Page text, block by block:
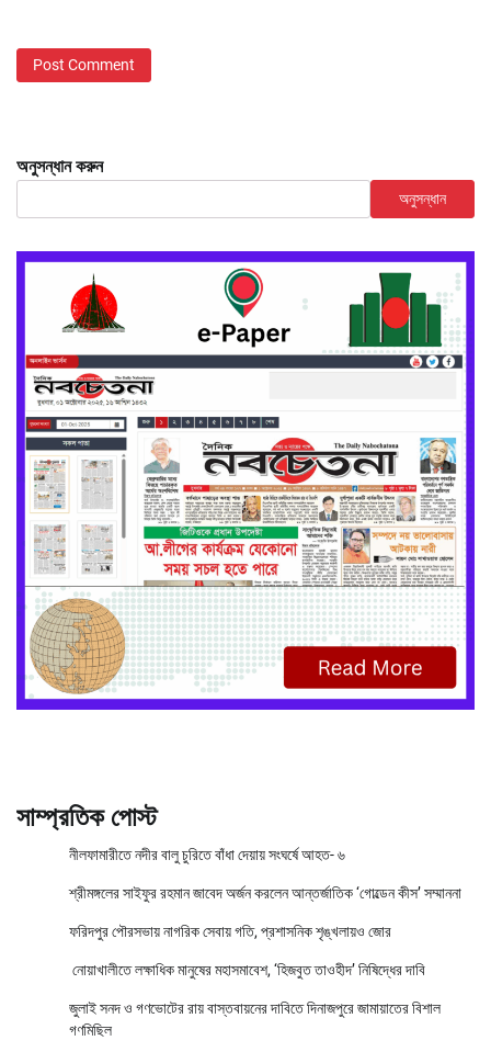
অনুসন্ধান করুন
অনুসন্ধান
সাম্প্রতিক পোস্ট
নীলফামারীতে নদীর বালু চুরিতে বাঁধা দেয়ায় সংঘর্ষে আহত- ৬
শ্রীমঙ্গলের সাইফুর রহমান জাবেদ অর্জন করলেন আন্তর্জাতিক ‘গোল্ডেন কীস’ সম্মাননা
ফরিদপুর পৌরসভায় নাগরিক সেবায় গতি, প্রশাসনিক শৃঙ্খলায়ও জোর
নোয়াখালীতে লক্ষাধিক মানুষের মহাসমাবেশ, ‘হিজবুত তাওহীদ’ নিষিদ্ধের দাবি
জুলাই সনদ ও গণভোটের রায় বাস্তবায়নের দাবিতে দিনাজপুরে জামায়াতের বিশাল
গণমিছিল